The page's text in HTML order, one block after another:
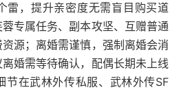
雷，提升亲密度无需盲目购买道
专属任务、副本攻坚、互赠普通
源；离婚需谨慎，强制离婚会消
婚需等待确认，配偶长期未上线
节在武林外传私服、武林外传SF